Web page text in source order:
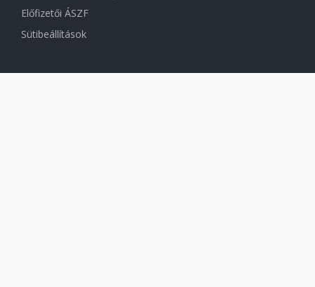
Előfizetői ÁSZF
Sütibeállítások